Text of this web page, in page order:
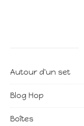
Autour d'un set
Blog Hop
Boîtes